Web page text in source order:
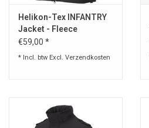
Helikon-Tex INFANTRY
Jacket - Fleece
€59,00 *
* Incl. btw Excl. Verzendkosten